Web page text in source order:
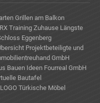
Grillen am Balkon
Training Zuhause Längste
Eggenberg
Projektbeteiligte und
GmbH
Bauen Ideen Fourreal GmbH
Bautafel
Türkische Möbel